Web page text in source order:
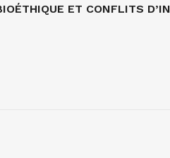
ET CONFLITS